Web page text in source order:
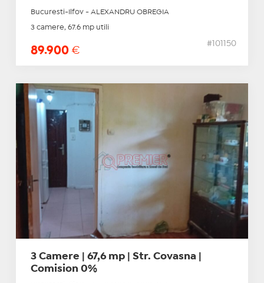
Bucuresti-Ilfov - ALEXANDRU OBREGIA
3 camere, 67.6 mp utili
89.900 €
#101150
3 Camere | 67,6 mp | Str. Covasna |
Comision 0%